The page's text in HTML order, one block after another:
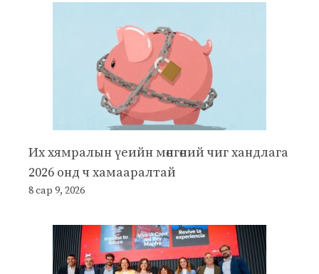
Их хямралын үеийн мөнгөний чиг хандлага
2026 онд ч хамааралтай
8 сар 9, 2026